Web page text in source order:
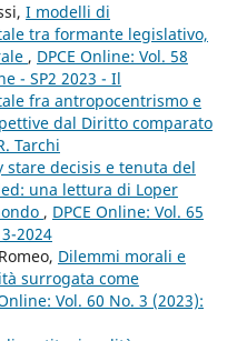
I modelli di
tra formante legislativo,
, DPCE Online: Vol. 58
- SP2 2023 - Il
fra antropocentrismo e
dal Diritto comparato
Tarchi
stare decisis e tenuta del
una lettura di Loper
, DPCE Online: Vol. 65
2024
Dilemmi morali e
surrogata come
Vol. 60 No. 3 (2023):